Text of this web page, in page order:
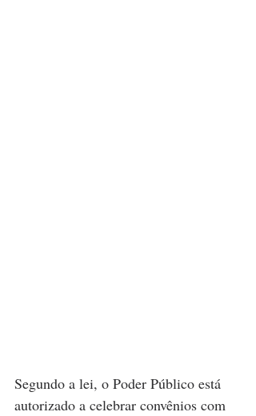
Segundo a lei, o Poder Público está
autorizado a celebrar convênios com